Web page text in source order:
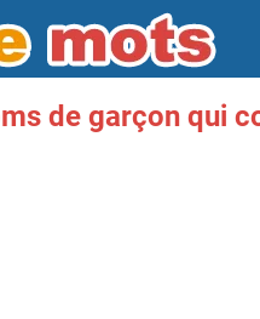
de garçon qui